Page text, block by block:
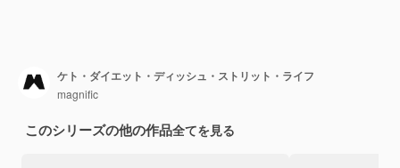
ケト・ダイエット・ディッシュ・ストリット・ライフ
magnific
このシリーズの他の作品全てを見る